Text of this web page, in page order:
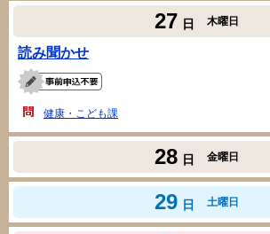
27 日 木曜日
読み聞かせ
健康・こども課
28 日 金曜日
29 日 土曜日